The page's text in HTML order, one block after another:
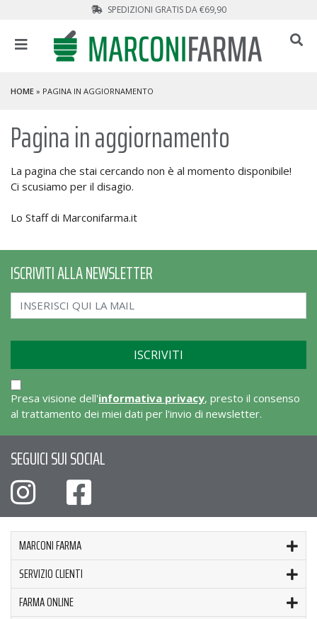
SPEDIZIONI GRATIS DA €69,90
HOME » PAGINA IN AGGIORNAMENTO
Pagina in aggiornamento
La pagina che stai cercando non è al momento disponibile!
Ci scusiamo per il disagio.
Lo Staff di Marconifarma.it
ISCRIVITI ALLA NEWSLETTER
Presa visione dell'informativa privacy, presto il consenso
al trattamento dei miei dati per l'invio di newsletter.
SEGUICI SUI SOCIAL
MARCONI FARMA
SERVIZIO CLIENTI
FARMA ONLINE